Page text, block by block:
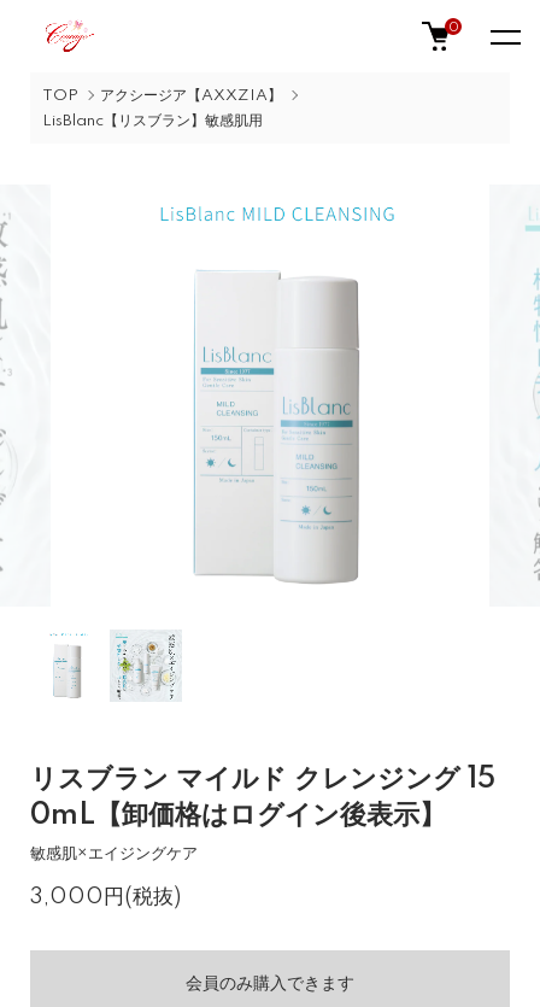
0
TOP
アクシージア【AXXZIA】
LisBlanc【リスブラン】敏感肌用
リスブラン マイルド クレンジング 15
0mL【卸価格はログイン後表示】
敏感肌×エイジングケア
3,000円(税抜)
会員のみ購入できます